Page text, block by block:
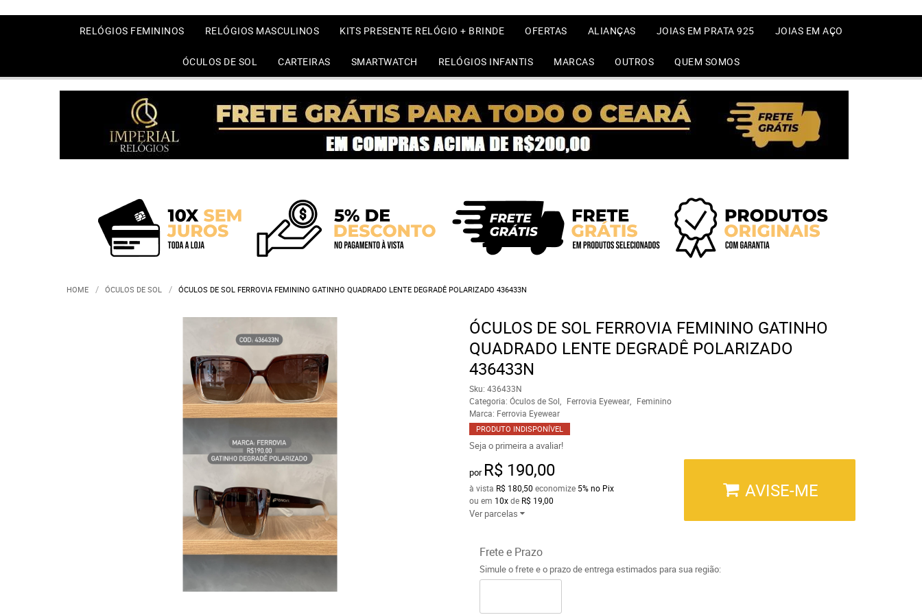
RELÓGIOS FEMININOS RELÓGIOS MASCULINOS KITS PRESENTE RELÓGIO + BRINDE OFERTAS ALIANÇAS JOIAS EM PRATA 925 JOIAS EM AÇO
ÓCULOS DE SOL CARTEIRAS SMARTWATCH RELÓGIOS INFANTIS MARCAS OUTROS QUEM SOMOS
HOME ÓCULOS DE SOL ÓCULOS DE SOL FERROVIA FEMININO GATINHO QUADRADO LENTE DEGRADÊ POLARIZADO 436433N
ÓCULOS DE SOL FERROVIA FEMININO GATINHO
QUADRADO LENTE DEGRADÊ POLARIZADO
436433N
Sku: 436433N
Categoria: Óculos de Sol Ferrovia Eyewear
Feminino
Marca: Ferrovia Eyewear
PRODUTO INDISPONÍVEL
Seja o primeira a avaliar!
por R$ 190,00
à vista R$ 180,50 economize 5% no Pix
ou em 10xde R$ 19,00
Ver parcelas
AVISE-ME
Frete e Prazo
Simule o frete e o prazo de entrega estimados para sua região: